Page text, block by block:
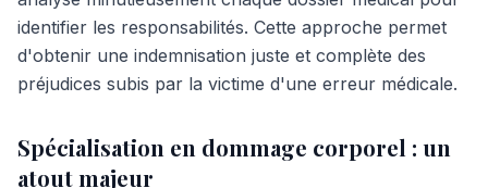
identifier les responsabilités. Cette approche permet
d'obtenir une indemnisation juste et complète des
préjudices subis par la victime d'une erreur médicale.
Spécialisation en dommage corporel : un
atout majeur